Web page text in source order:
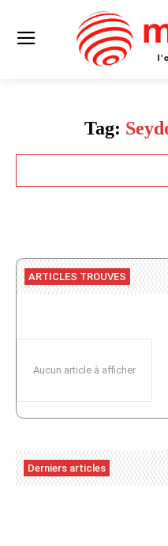
Tag:
ARTICLES TROUVES
Aucun article à afficher
Derniers articles